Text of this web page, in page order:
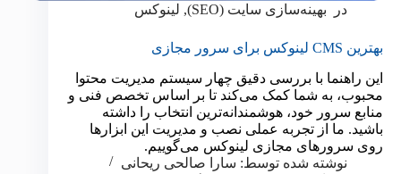
در بهینه‌سازی سایت (SEO) , لینوکس
بهترین CMS لینوکس برای سرور مجازی
این راهنما با بررسی دقیق چهار سیستم مدیریت محتوا
محبوب، به شما کمک می‌کند تا بر اساس تخصص فنی و
منابع سرور خود، هوشمندانه‌ترین انتخاب را داشته
باشید. ما از تجربه عملی نصب و مدیریت این ابزارها
روی سرورهای مجازی لینوکس می‌گوییم.
نوشته شده توسط: سارا صالحی ریحانی